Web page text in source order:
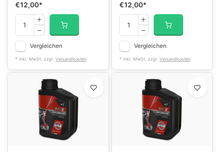
€12,00*
Vergleichen
* Inkl. MwSt. zzgl. Versandkosten
€12,00*
Vergleichen
* Inkl. MwSt. zzgl. Versandkosten